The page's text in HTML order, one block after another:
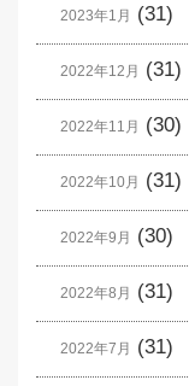
2023年1月 (31)
2022年12月 (31)
2022年11月 (30)
2022年10月 (31)
2022年9月 (30)
2022年8月 (31)
2022年7月 (31)